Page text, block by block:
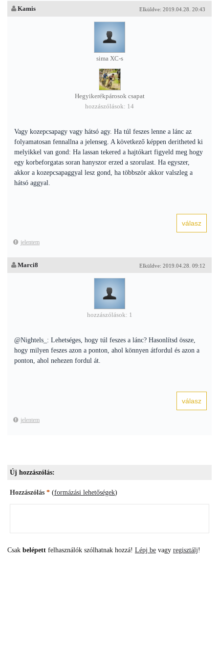
Elküldve: 2019.04.28. 20:43
Kamis
sima XC-s
Hegyikerékpárosok csapat
hozzászólások: 14
Vagy kozepcsapagy vagy hátsó agy. Ha túl feszes lenne a lánc az
folyamatosan fennallna a jelenseg. A következő képpen deritheted ki
melyikkel van gond: Ha lassan tekered a hajtókart figyeld meg hogy
egy korbeforgatas soran hanyszor erzed a szorulast. Ha egyszer,
akkor a kozepcsapaggyal lesz gond, ha többször akkor valszleg a
hátsó aggyal.
jelentem
Elküldve: 2019.04.28. 09:12
Marci8
hozzászólások: 1
@Nightels_: Lehetséges, hogy túl feszes a lánc? Hasonlítsd össze,
hogy milyen feszes azon a ponton, ahol könnyen átfordul és azon a
ponton, ahol nehezen fordul át.
jelentem
Új hozzászólás:
Hozzászólás * (formázási lehetőségek)
Csak belépett felhasználók szólhatnak hozzá! Lépj be vagy regisztálj!